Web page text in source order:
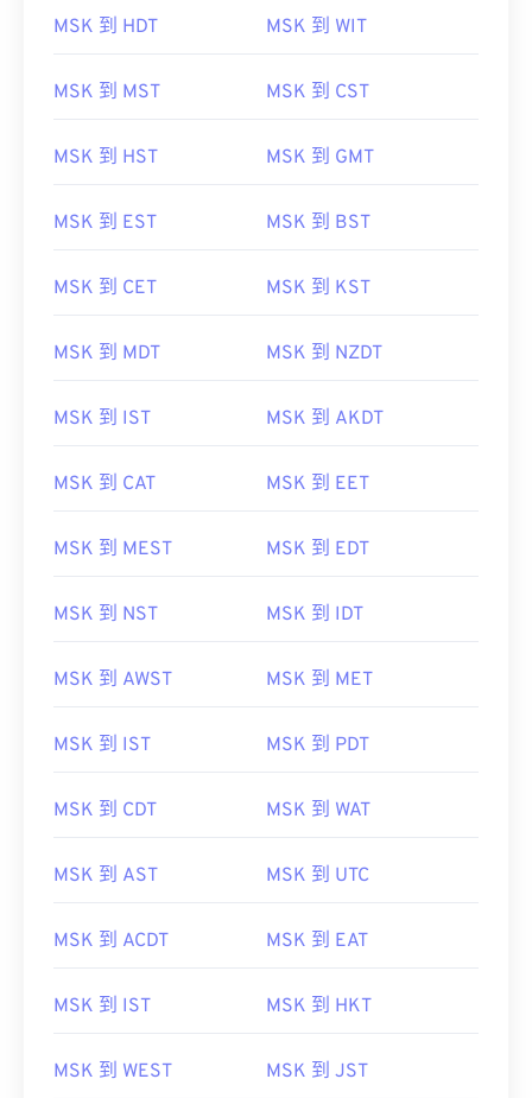
MSK 到 HDT MSK 到 WIT
MSK 到 MST MSK 到 CST
MSK 到 HST MSK 到 GMT
MSK 到 EST MSK 到 BST
MSK 到 CET MSK 到 KST
MSK 到 MDT MSK 到 NZDT
MSK 到 IST MSK 到 AKDT
MSK 到 CAT MSK 到 EET
MSK 到 MEST MSK 到 EDT
MSK 到 NST MSK 到 IDT
MSK 到 AWST MSK 到 MET
MSK 到 IST MSK 到 PDT
MSK 到 CDT MSK 到 WAT
MSK 到 AST MSK 到 UTC
MSK 到 ACDT MSK 到 EAT
MSK 到 IST MSK 到 HKT
MSK 到 WEST MSK 到 JST